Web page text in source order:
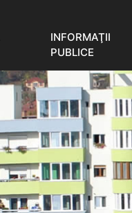
INFORMAŢII
PUBLICE